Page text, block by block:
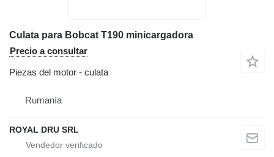
Culata para Bobcat T190 minicargadora
Precio a consultar
Piezas del motor - culata
Rumanía
ROYAL DRU SRL